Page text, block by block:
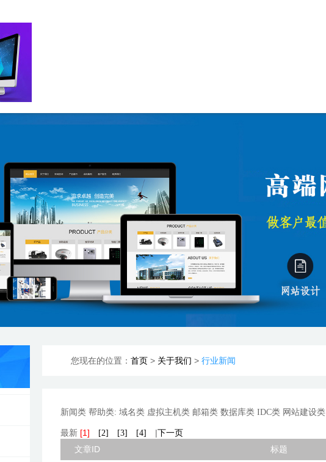
您现在的位置： 首页> 关于我们 > 行业新闻
新闻类 帮助类: 域名类 虚拟主机类 邮箱类 数据库类 IDC类 网站建设类
最新 [1] [2] [3] [4] |下一页
文章ID 标题